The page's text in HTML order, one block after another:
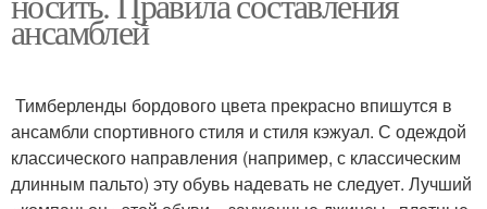
ансамблей
Тимберленды бордового цвета прекрасно впишутся в
ансамбли спортивного стиля и стиля кэжуал. С одеждой
классического направления (например, с классическим
длинным пальто) эту обувь надевать не следует. Лучший